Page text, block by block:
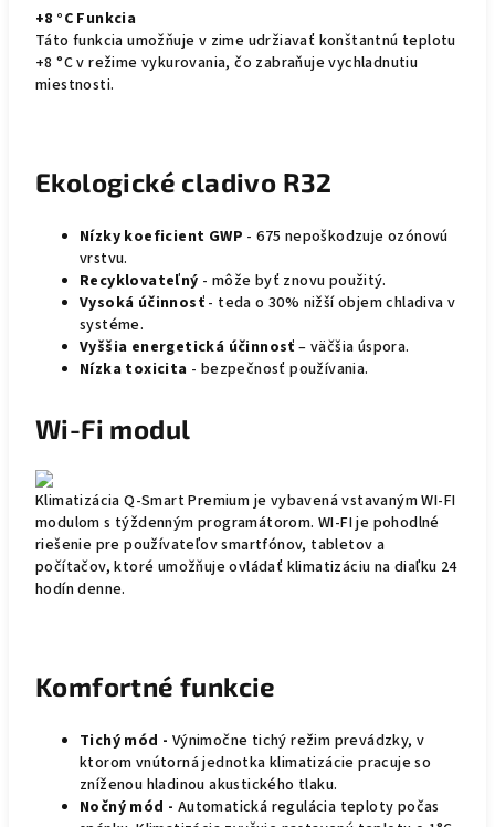
+8 °C Funkcia
Táto funkcia umožňuje v zime udržiavať konštantnú teplotu
+8 °C v režime vykurovania, čo zabraňuje vychladnutiu
miestnosti.
Ekologické cladivo R32
Nízky koeficient GWP - 675 nepoškodzuje ozónovú
vrstvu.
Recyklovateľný - môže byť znovu použitý.
Vysoká účinnosť - teda o 30% nižší objem chladiva v
systéme.
Vyššia energetická účinnosť– väčšia úspora.
Nízka toxicita - bezpečnosť používania.
Wi-Fi modul
Klimatizácia Q-Smart Premium je vybavená vstavaným WI-FI
modulom s týždenným programátorom. WI-FI je pohodlné
riešenie pre používateľov smartfónov, tabletov a
počítačov, ktoré umožňuje ovládať klimatizáciu na diaľku 24
hodín denne.
Komfortné funkcie
Tichý mód - Výnimočne tichý režim prevádzky, v
ktorom vnútorná jednotka klimatizácie pracuje so
zníženou hladinou akustického tlaku.
Nočný mód - Automatická regulácia teploty počas